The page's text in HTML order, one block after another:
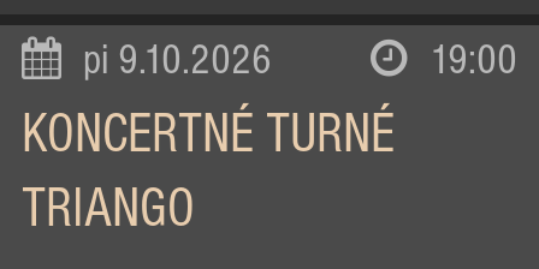
pi 9.10.2026 19:00
KONCERTNÉ TURNÉ
TRIANGO